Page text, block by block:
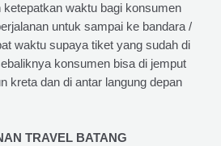
waktu bagi konsumen
untuk sampai ke bandara /
waktu supaya tiket yang sudah di
konsumen bisa di jemput
kreta dan di antar langung depan
TRAVEL BATANG